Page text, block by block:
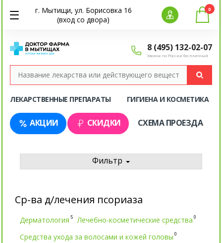
г. Мытищи, ул. Борисовка 16
(вход со двора)
8 (495) 132-02-07
Звонок по России бесплатный
0
ЛЕКАРСТВЕННЫЕ ПРЕПАРАТЫ ГИГИЕНА И КОСМЕТИКА
АКЦИИ СКИДКИ СХЕМА ПРОЕЗДА
Фильтр
Ср-ва д/лечения псориаза
Дерматология 5 Лечебно-косметические средства 0
Средства ухода за волосами и кожей головы 0